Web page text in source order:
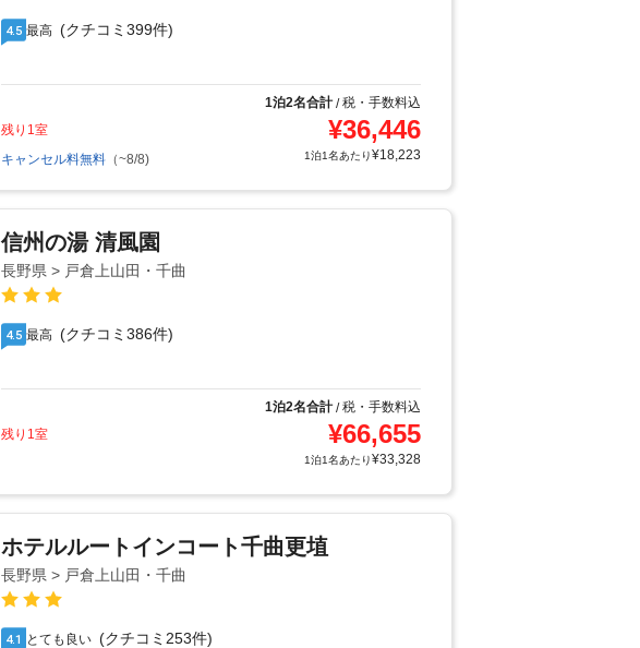
4.5 最高 (クチコミ399件)
1泊2名合計/税・手数料込
残り1室
¥36,446
キャンセル料無料 （~8/8) 1泊1名あたり¥18,223
信州の湯 清風園
長野県 > 戸倉上山田・千曲
4.5 最高 (クチコミ386件)
1泊2名合計/税・手数料込
残り1室
¥66,655
1泊1名あたり¥33,328
ホテルルートインコート千曲更埴
長野県 > 戸倉上山田・千曲
4.1 とても良い (クチコミ253件)